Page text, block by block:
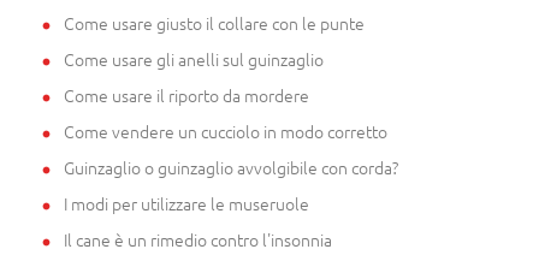
Come usare giusto il collare con le punte
Come usare gli anelli sul guinzaglio
Come usare il riporto da mordere
Come vendere un cucciolo in modo corretto
Guinzaglio o guinzaglio avvolgibile con corda?
I modi per utilizzare le museruole
Il cane è un rimedio contro l'insonnia